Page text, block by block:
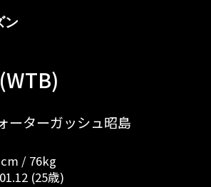
ン
ーターガッシュ昭島
/ 76kg
(25歳)